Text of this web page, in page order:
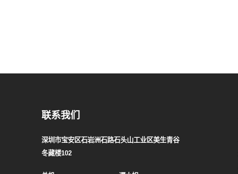
联系我们
深圳市宝安区石岩洲石路石头山工业区美生青谷
冬藏楼102